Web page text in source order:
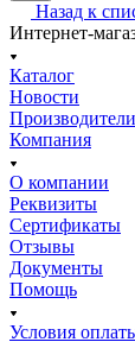
Назад к
Интернет-
Каталог
Новости
Производители
Компания
О компании
Реквизиты
Сертификаты
Отзывы
Документы
Помощь
Условия